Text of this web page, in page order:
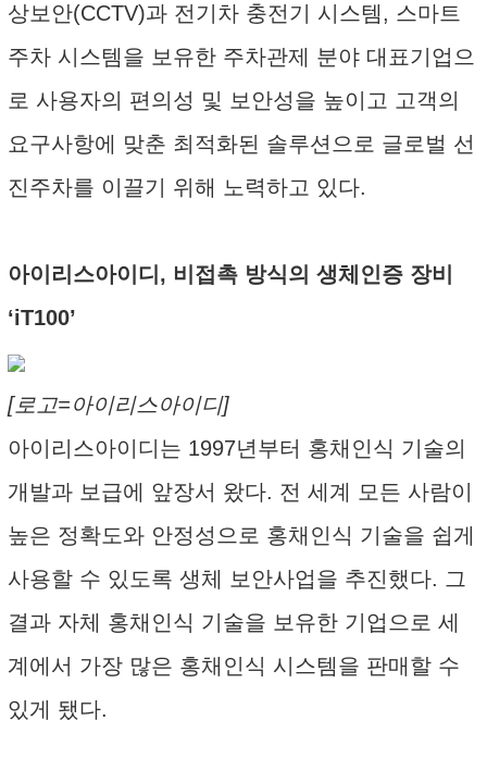
상보안(CCTV)과 전기차 충전기 시스템, 스마트
주차 시스템을 보유한 주차관제 분야 대표기업으
로 사용자의 편의성 및 보안성을 높이고 고객의
요구사항에 맞춘 최적화된 솔루션으로 글로벌 선
진주차를 이끌기 위해 노력하고 있다.
아이리스아이디, 비접촉 방식의 생체인증 장비
‘iT100’
[로고=아이리스아이디]
아이리스아이디는 1997년부터 홍채인식 기술의
개발과 보급에 앞장서 왔다. 전 세계 모든 사람이
높은 정확도와 안정성으로 홍채인식 기술을 쉽게
사용할 수 있도록 생체 보안사업을 추진했다. 그
결과 자체 홍채인식 기술을 보유한 기업으로 세
계에서 가장 많은 홍채인식 시스템을 판매할 수
있게 됐다.